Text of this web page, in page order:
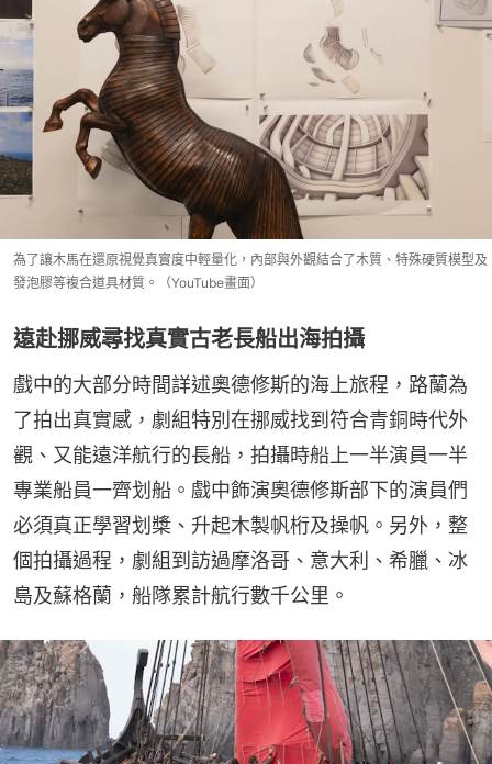
為了讓木馬在還原視覺真實度中輕量化，內部與外觀結合了木質、特殊硬質模型及
發泡膠等複合道具材質。（YouTube畫面）
遠赴挪威尋找真實古老長船出海拍攝
戲中的大部分時間詳述奧德修斯的海上旅程，路蘭為
了拍出真實感，劇組特別在挪威找到符合青銅時代外
觀、又能遠洋航行的長船，拍攝時船上一半演員一半
專業船員一齊划船。戲中飾演奧德修斯部下的演員們
必須真正學習划槳、升起木製帆桁及操帆。另外，整
個拍攝過程，劇組到訪過摩洛哥、意大利、希臘、冰
島及蘇格蘭，船隊累計航行數千公里。